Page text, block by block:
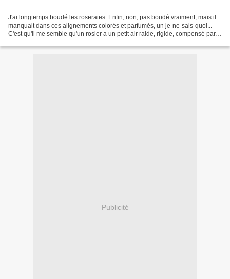
J'ai longtemps boudé les roseraies. Enfin, non, pas boudé vraiment, mais il
manquait dans ces alignements colorés et parfumés, un je-ne-sais-quoi...
C'est qu'il me semble qu'un rosier a un petit air raide, rigide, compensé par
Publicité